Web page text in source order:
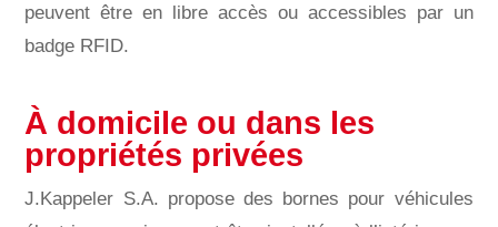
peuvent être en libre accès ou accessibles par un
badge RFID.
À domicile ou dans les
propriétés privées
J.Kappeler S.A. propose des bornes pour véhicules